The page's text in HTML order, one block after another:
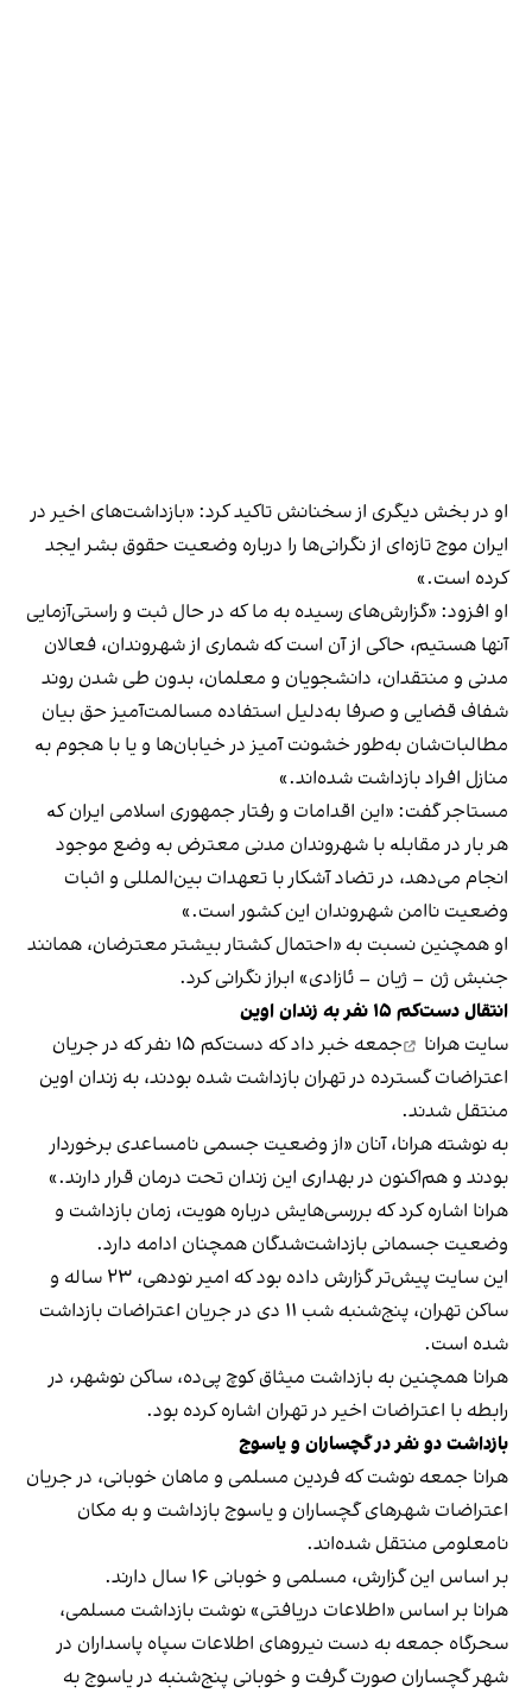
او در بخش دیگری از سخنانش تاکید کرد: «بازداشت‌های اخیر در
ایران موج تازه‌ای از نگرانی‌ها را درباره وضعیت حقوق بشر ایجد
کرده است.»
او افزود: «گزارش‌های رسیده به ما که در حال ثبت و راستی‌آزمایی
آنها هستیم، حاکی از آن است که شماری از شهروندان، فعالان
مدنی و منتقدان، دانشجویان و معلمان، بدون طی شدن روند
شفاف قضایی و صرفا به‌دلیل استفاده مسالمت‌آمیز حق بیان
مطالبات‌شان به‌طور خشونت آمیز در خیابان‌ها و یا با هجوم بە
منازل افراد بازداشت شده‌اند.»
مستاجر گفت: «این اقدامات و رفتار جمهوری اسلامی ایران کە
هر بار در مقابلە با شهروندان مدنی معترض بە وضع موجود
انجام می‌دهد، در تضاد آشکار با تعهدات بین‌المللی و اثبات
وضعیت ناامن شهروندان این کشور است.»
او همچنین نسبت به «احتمال کشتار بیشتر معترضان، همانند
جنبش ژن – ژیان – ئازادی»‌ ابراز نگرانی کرد.
انتقال دست‌کم ۱۵ نفر به زندان اوین
سایت هرانا
جمعه خبر داد که دست‌کم ۱۵ نفر که در جریان
اعتراضات گسترده در تهران بازداشت شده بودند، به زندان اوین
منتقل شدند.
به نوشته هرانا، آنان «از وضعیت جسمی نامساعدی برخوردار
بودند و هم‌اکنون در بهداری این زندان تحت درمان قرار دارند.»
هرانا اشاره کرد که بررسی‌هایش درباره هویت، زمان بازداشت و
وضعیت جسمانی بازداشت‌شدگان همچنان ادامه دارد.
این سایت پیش‌تر گزارش داده بود که امیر نودهی، ۲۳ ساله و
ساکن تهران، پنج‌شنبه شب ۱۱ دی در جریان اعتراضات بازداشت
شده است.
هرانا همچنین به بازداشت میثاق کوچ پی‌ده، ساکن نوشهر، در
رابطه با اعتراضات اخیر در تهران اشاره کرده بود.
بازداشت دو نفر در گچساران و یاسوج
هرانا جمعه نوشت که فردین مسلمی و ماهان خوبانی، در جریان
اعتراضات شهرهای گچساران و یاسوج بازداشت و به مکان
نامعلومی منتقل شده‌اند.
بر اساس این گزارش، مسلمی و خوبانی ۱۶ سال دارند.
هرانا بر اساس «اطلاعات دریافتی» ‌نوشت بازداشت مسلمی،
سحرگاه جمعه به دست نیروهای اطلاعات سپاه پاسداران در
شهر گچساران صورت گرفت و خوبانی پنج‌شنبه در یاسوج به